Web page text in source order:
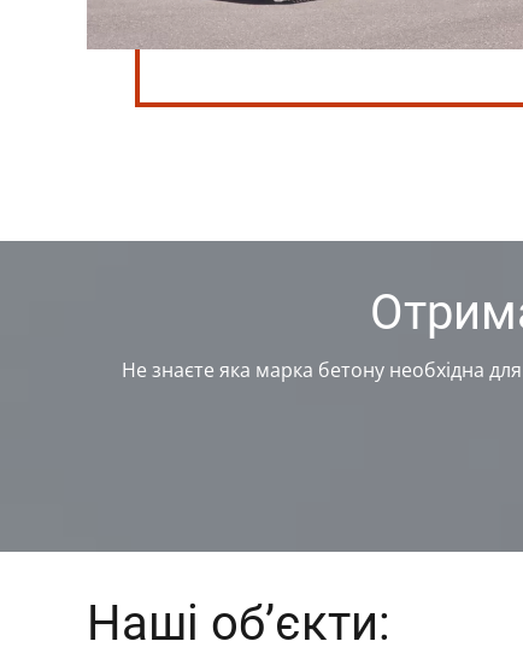
Не знаєте яка марка бетону необхідна
Наші об’єкти: